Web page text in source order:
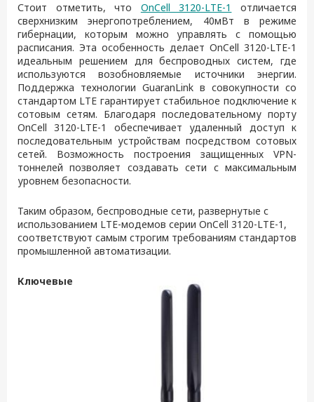
Стоит отметить, что OnCell 3120-LTE-1
отличается
сверхнизким энергопотреблением, 40мВт в режиме
гибернации, которым можно управлять с помощью
расписания. Эта особенность делает OnCell 3120-LTE-1
идеальным решением для беспроводных систем, где
используются возобновляемые источники энергии.
Поддержка технологии GuaranLink в совокупности со
стандартом LTE гарантирует стабильное подключение к
сотовым сетям. Благодаря последовательному порту
OnCell 3120-LTE-1 обеспечивает удаленный доступ к
последовательным устройствам посредством сотовых
сетей. Возможность построения защищенных VPN-
тоннелей позволяет создавать сети с максимальным
уровнем безопасности.
Таким образом, беспроводные сети, развернутые с
использованием LTE-модемов серии OnCell 3120-LTE-1,
соответствуют самым строгим требованиям стандартов
промышленной автоматизации.
Ключевые